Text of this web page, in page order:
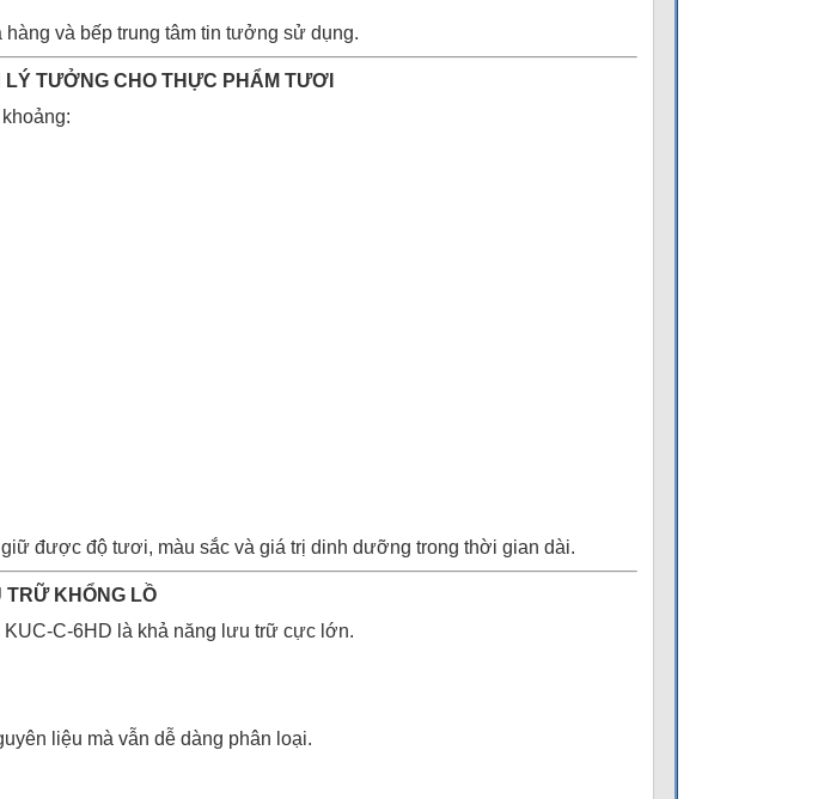
và bếp trung tâm tin tưởng sử dụng.
TƯỞNG CHO THỰC PHẨM TƯƠI
được độ tươi, màu sắc và giá trị dinh dưỡng trong thời gian dài.
TRỮ KHỔNG LỒ
C-6HD là khả năng lưu trữ cực lớn.
liệu mà vẫn dễ dàng phân loại.